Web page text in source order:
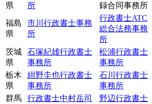
県
所
録合同事務所
福島
県
市川行政書士事務
所
行政書士ATC
総合法務事務
所
茨城
県
石塚紀雄行政書士
事務所
松浦行政書士
事務所
栃木
県
紺野圭也行政書士
事務所
石川行政書士
事務所
群馬
行政書士中村岳司
野辺行政書士